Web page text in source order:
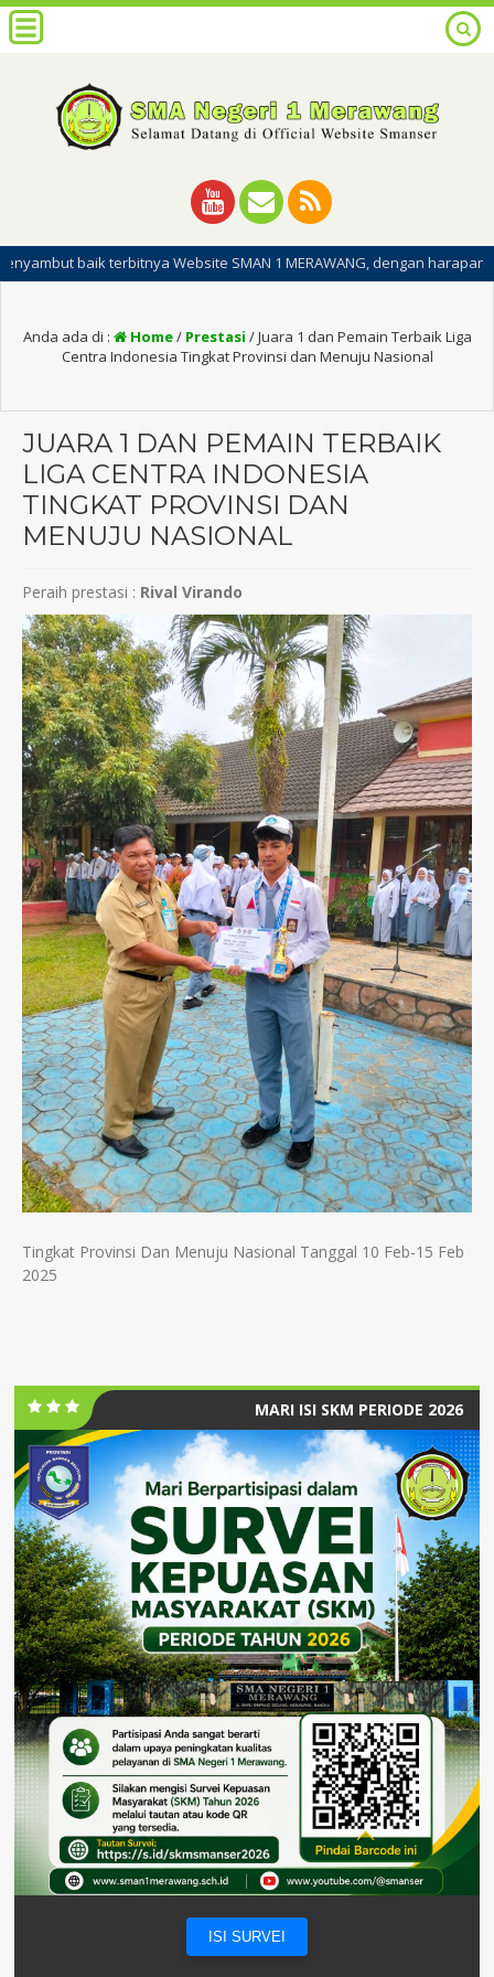
terbitnya Website SMAN 1 MERAWANG, dengan harapan
Anda ada di : Home/ Prestasi /Juara 1 dan Pemain Terbaik Liga
Centra Indonesia Tingkat Provinsi dan Menuju Nasional
JUARA 1 DAN PEMAIN TERBAIK
LIGA CENTRA INDONESIA
TINGKAT PROVINSI DAN
MENUJU NASIONAL
Peraih prestasi : Rival Virando
Tingkat Provinsi Dan Menuju Nasional Tanggal 10 Feb-15 Feb
2025
MARI ISI SKM PERIODE 2026
ISI SURVEI